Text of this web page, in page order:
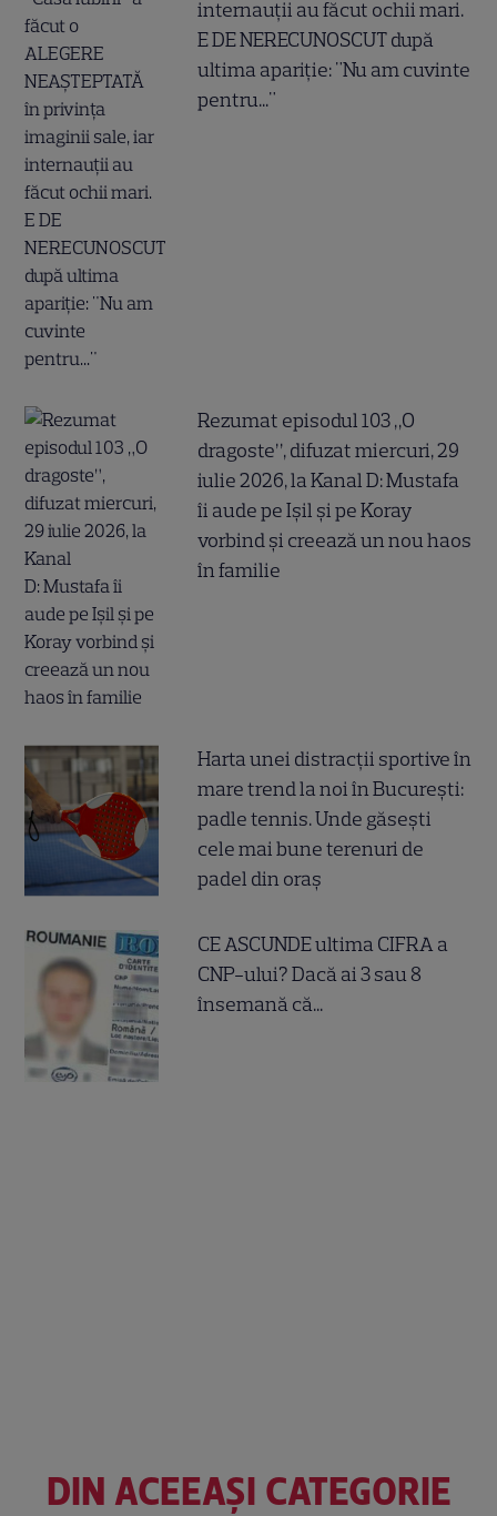
internauții au făcut ochii mari.
E DE NERECUNOSCUT după
ultima apariție: "Nu am cuvinte
pentru..."
Rezumat episodul 103 „O
dragoste”, difuzat miercuri, 29
iulie 2026, la Kanal D: Mustafa
îi aude pe Ișil și pe Koray
vorbind și creează un nou haos
în familie
Harta unei distracții sportive în
mare trend la noi în București:
padle tennis. Unde găsești
cele mai bune terenuri de
padel din oraș
CE ASCUNDE ultima CIFRA a
CNP-ului? Dacă ai 3 sau 8
însemană că...
DIN ACEEAȘI CATEGORIE